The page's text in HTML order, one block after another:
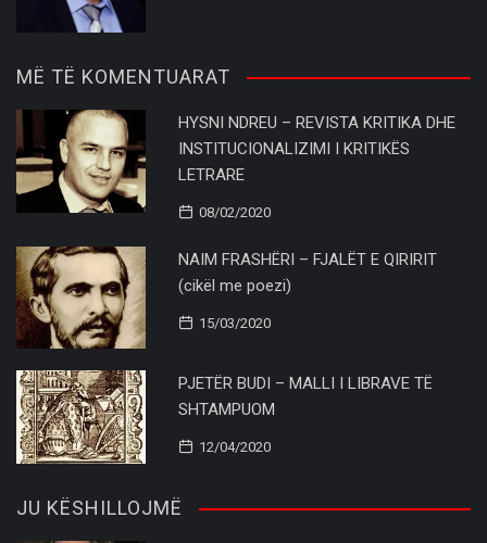
MË TË KOMENTUARAT
HYSNI NDREU – REVISTA KRITIKA DHE
INSTITUCIONALIZIMI I KRITIKËS
LETRARE
08/02/2020
NAIM FRASHËRI – FJALËT E QIRIRIT
(cikël me poezi)
15/03/2020
PJETËR BUDI – MALLI I LIBRAVE TË
SHTAMPUOM
12/04/2020
JU KËSHILLOJMË